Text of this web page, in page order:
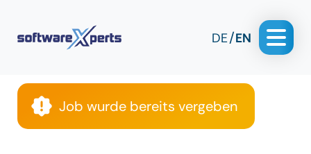
DE EN
Job wurde bereits vergeben